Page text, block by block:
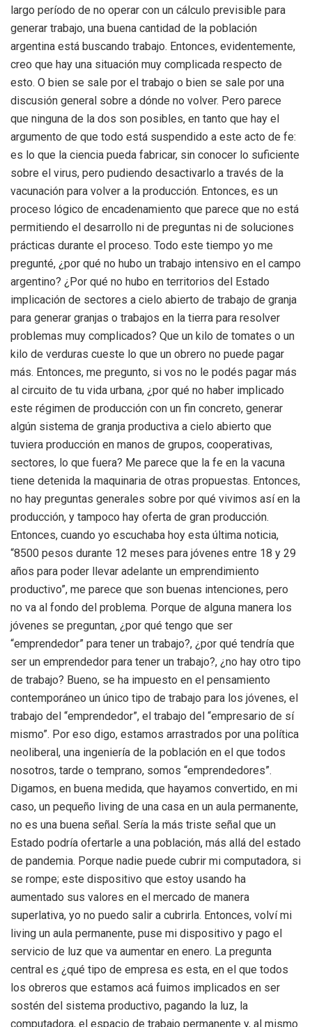
largo período de no operar con un cálculo previsible para
generar trabajo, una buena cantidad de la población
argentina está buscando trabajo. Entonces, evidentemente,
creo que hay una situación muy complicada respecto de
esto. O bien se sale por el trabajo o bien se sale por una
discusión general sobre a dónde no volver. Pero parece
que ninguna de la dos son posibles, en tanto que hay el
argumento de que todo está suspendido a este acto de fe:
es lo que la ciencia pueda fabricar, sin conocer lo suficiente
sobre el virus, pero pudiendo desactivarlo a través de la
vacunación para volver a la producción. Entonces, es un
proceso lógico de encadenamiento que parece que no está
permitiendo el desarrollo ni de preguntas ni de soluciones
prácticas durante el proceso. Todo este tiempo yo me
pregunté, ¿por qué no hubo un trabajo intensivo en el campo
argentino? ¿Por qué no hubo en territorios del Estado
implicación de sectores a cielo abierto de trabajo de granja
para generar granjas o trabajos en la tierra para resolver
problemas muy complicados? Que un kilo de tomates o un
kilo de verduras cueste lo que un obrero no puede pagar
más. Entonces, me pregunto, si vos no le podés pagar más
al circuito de tu vida urbana, ¿por qué no haber implicado
este régimen de producción con un fin concreto, generar
algún sistema de granja productiva a cielo abierto que
tuviera producción en manos de grupos, cooperativas,
sectores, lo que fuera? Me parece que la fe en la vacuna
tiene detenida la maquinaria de otras propuestas. Entonces,
no hay preguntas generales sobre por qué vivimos así en la
producción, y tampoco hay oferta de gran producción.
Entonces, cuando yo escuchaba hoy esta última noticia,
“8500 pesos durante 12 meses para jóvenes entre 18 y 29
años para poder llevar adelante un emprendimiento
productivo”, me parece que son buenas intenciones, pero
no va al fondo del problema. Porque de alguna manera los
jóvenes se preguntan, ¿por qué tengo que ser
“emprendedor” para tener un trabajo?, ¿por qué tendría que
ser un emprendedor para tener un trabajo?, ¿no hay otro tipo
de trabajo? Bueno, se ha impuesto en el pensamiento
contemporáneo un único tipo de trabajo para los jóvenes, el
trabajo del “emprendedor”, el trabajo del “empresario de sí
mismo”. Por eso digo, estamos arrastrados por una política
neoliberal, una ingeniería de la población en el que todos
nosotros, tarde o temprano, somos “emprendedores”.
Digamos, en buena medida, que hayamos convertido, en mi
caso, un pequeño living de una casa en un aula permanente,
no es una buena señal. Sería la más triste señal que un
Estado podría ofertarle a una población, más allá del estado
de pandemia. Porque nadie puede cubrir mi computadora, si
se rompe; este dispositivo que estoy usando ha
aumentado sus valores en el mercado de manera
superlativa, yo no puedo salir a cubrirla. Entonces, volví mi
living un aula permanente, puse mi dispositivo y pago el
servicio de luz que va aumentar en enero. La pregunta
central es ¿qué tipo de empresa es esta, en el que todos
los obreros que estamos acá fuimos implicados en ser
sostén del sistema productivo, pagando la luz, la
computadora, el espacio de trabajo permanente y, al mismo